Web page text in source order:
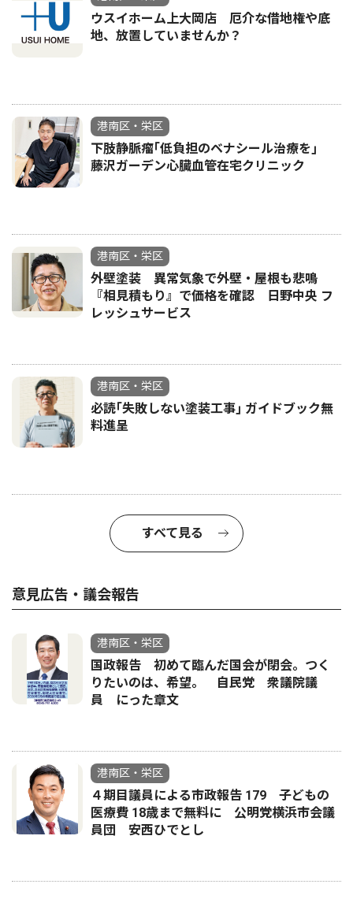
ウスイホーム上大岡店 厄介な借地権や底
地、放置していませんか？
港南区・栄区
下肢静脈瘤｢低負担のベナシール治療を｣
藤沢ガーデン心臓血管在宅クリニック
港南区・栄区
外壁塗装 異常気象で外壁・屋根も悲鳴
『相見積もり』で価格を確認 日野中央 フ
レッシュサービス
港南区・栄区
必読｢失敗しない塗装工事｣ ガイドブック無
料進呈
すべて見る
意見広告・議会報告
港南区・栄区
国政報告 初めて臨んだ国会が閉会。つく
りたいのは、希望。 自民党 衆議院議
員 にった章文
港南区・栄区
４期目議員による市政報告 179 子どもの
医療費 18歳まで無料に 公明党横浜市会議
員団 安西ひでとし